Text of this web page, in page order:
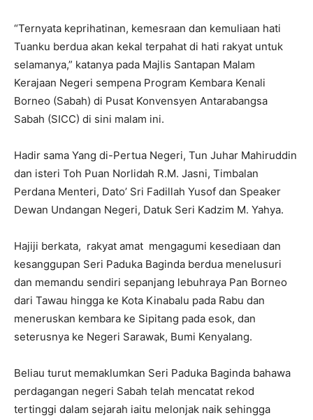
“Ternyata keprihatinan, kemesraan dan kemuliaan hati
Tuanku berdua akan kekal terpahat di hati rakyat untuk
selamanya,” katanya pada Majlis Santapan Malam
Kerajaan Negeri sempena Program Kembara Kenali
Borneo (Sabah) di Pusat Konvensyen Antarabangsa
Sabah (SICC) di sini malam ini.
Hadir sama Yang di-Pertua Negeri, Tun Juhar Mahiruddin
dan isteri Toh Puan Norlidah R.M. Jasni, Timbalan
Perdana Menteri, Dato’ Sri Fadillah Yusof dan Speaker
Dewan Undangan Negeri, Datuk Seri Kadzim M. Yahya.
Hajiji berkata, rakyat amat mengagumi kesediaan dan
kesanggupan Seri Paduka Baginda berdua menelusuri
dan memandu sendiri sepanjang lebuhraya Pan Borneo
dari Tawau hingga ke Kota Kinabalu pada Rabu dan
meneruskan kembara ke Sipitang pada esok, dan
seterusnya ke Negeri Sarawak, Bumi Kenyalang.
Beliau turut memaklumkan Seri Paduka Baginda bahawa
perdagangan negeri Sabah telah mencatat rekod
tertinggi dalam sejarah iaitu melonjak naik sehingga